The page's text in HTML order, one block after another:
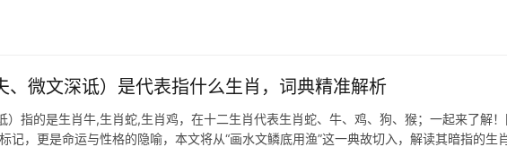
、微文深诋）是代表指什么生肖，词典精准解析
）指的是生肖牛,生肖蛇,生肖鸡，在十二生肖代表生肖蛇、牛、鸡、狗、猴；一起来了解
记，更是命运与性格的隐喻，本文将从“画水文鳞底用渔”这一典故切入，解读其暗指的生